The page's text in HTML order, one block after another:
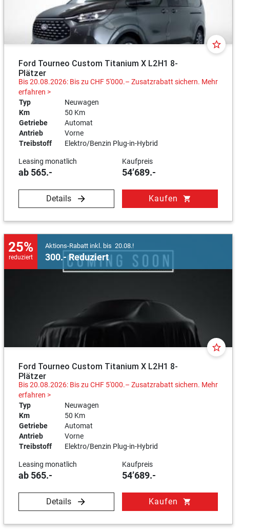
star_border
Ford Tourneo Custom Titanium X L2H1 8-
Plätzer
Bis 20.08.2026: Bis zu CHF 5'000.– Zusatzrabatt sichern. Mehr
erfahren >
Typ
Neuwagen
Km
50 Km
Getriebe
Automat
Antrieb
Vorne
Treibstoff
Elektro/Benzin Plug-in-Hybrid
Leasing monatlich
ab 565.-
Kaufpreis
54’689.-
Details Kaufen shopping_cart
25%
reduziert
Aktions-Rabatt inkl. bis 20.08.!
300.- Reduziert
star_border
Ford Tourneo Custom Titanium X L2H1 8-
Plätzer
Bis 20.08.2026: Bis zu CHF 5'000.– Zusatzrabatt sichern. Mehr
erfahren >
Typ
Neuwagen
Km
50 Km
Getriebe
Automat
Antrieb
Vorne
Treibstoff
Elektro/Benzin Plug-in-Hybrid
Leasing monatlich
ab 565.-
Kaufpreis
54’689.-
Details Kaufen shopping_cart